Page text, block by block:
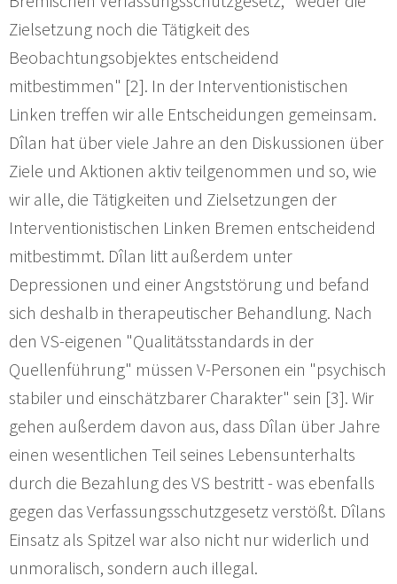
Zielsetzung noch die Tätigkeit des
Beobachtungsobjektes entscheidend
mitbestimmen" [2]. In der Interventionistischen
Linken treffen wir alle Entscheidungen gemeinsam.
Dîlan hat über viele Jahre an den Diskussionen über
Ziele und Aktionen aktiv teilgenommen und so, wie
wir alle, die Tätigkeiten und Zielsetzungen der
Interventionistischen Linken Bremen entscheidend
mitbestimmt. Dîlan litt außerdem unter
Depressionen und einer Angststörung und befand
sich deshalb in therapeutischer Behandlung. Nach
den VS-eigenen "Qualitätsstandards in der
Quellenführung" müssen V-Personen ein "psychisch
stabiler und einschätzbarer Charakter" sein [3]. Wir
gehen außerdem davon aus, dass Dîlan über Jahre
einen wesentlichen Teil seines Lebensunterhalts
durch die Bezahlung des VS bestritt - was ebenfalls
gegen das Verfassungsschutzgesetz verstößt. Dîlans
Einsatz als Spitzel war also nicht nur widerlich und
unmoralisch, sondern auch illegal.